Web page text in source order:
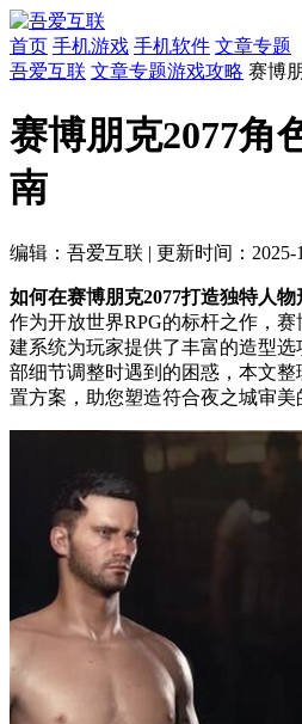
首页 手机游戏 手机软件 文章专题
吾爱互联 文章专题游戏攻略 赛博
赛博朋克2077角
南
编辑：吾爱互联 | 更新时间：2025-
如何在赛博朋克2077打造独特人
作为开放世界RPG的标杆之作，赛
建系统为玩家提供了丰富的造型
部细节调整时遇到的困惑，本文
置方案，助您塑造符合夜之城审美